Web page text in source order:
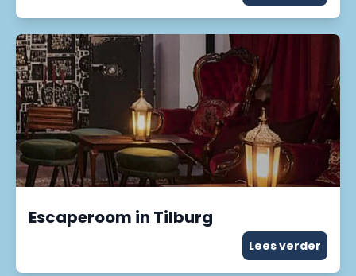
Escaperoom in Tilburg
Lees verder